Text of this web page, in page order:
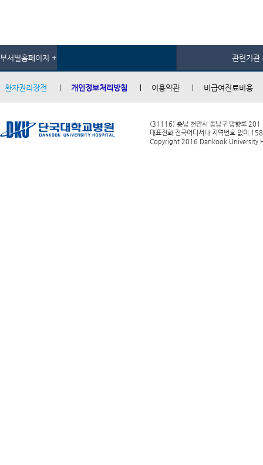
부서별홈페이지 + 관련기관
환자권리장전 개인정보처리방침 이용약관 비급여진료비용
(31116) 충남 천안시 동남구 망향로 201
대표전화 전국어디서나 지역번호 없이
Copyright 2016 Dankook University